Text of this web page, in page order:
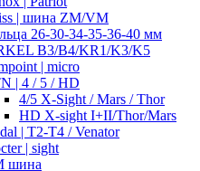
| шина ZM/VM
26-30-34-35-36-40 мм
B3/B4/KR1/K3/K5
| micro
| 4 / 5 / HD
4/5 X-Sight / Mars / Thor
HD X-sight I+II/Thor/Mars
| T2-T4 / Venator
| sight
шина